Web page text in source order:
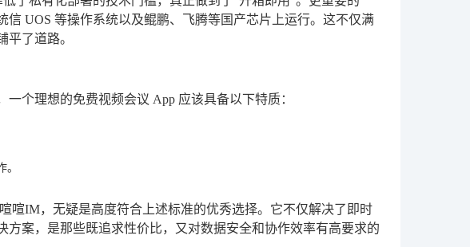
UOS 等操作系统以及鲲鹏、飞腾等国产芯片上运行。这不仅满
了道路。
个理想的免费视频会议 App 应该具备以下特质：
喧喧IM，无疑是高度符合上述标准的优秀选择。它不仅解决了即时
案，是那些既追求性价比，又对数据安全和协作效率有高要求的